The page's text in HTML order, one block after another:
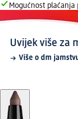
Mogućnost plaćanja
Uvijek više za
Više o dm